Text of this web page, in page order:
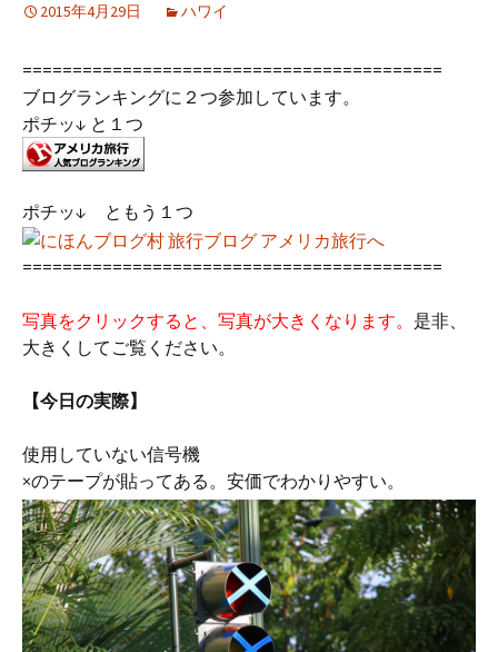
2015年4月29日 ハワイ
==========================================
ブログランキングに２つ参加しています。
ポチッ↓ と１つ
ポチッ↓ ともう１つ
==========================================
写真をクリックすると、写真が大きくなります。 是非、
大きくしてご覧ください。
【今日の実際】
使用していない信号機
×のテープが貼ってある。安価でわかりやすい。